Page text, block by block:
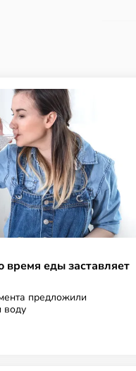
время еды заставляет
предложили
воду